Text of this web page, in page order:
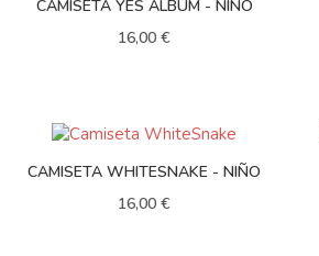
CAMISETA YES ALBUM - NIÑO
16,00 €
CAMISETA WHITESNAKE - NIÑO
16,00 €